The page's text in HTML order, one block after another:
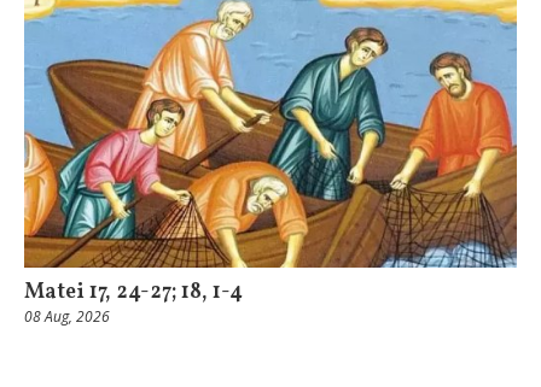
Matei 17, 24-27; 18, 1-4
08 Aug, 2026